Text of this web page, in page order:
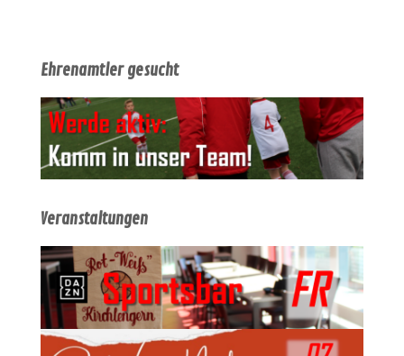
Ehrenamtler gesucht
Veranstaltungen